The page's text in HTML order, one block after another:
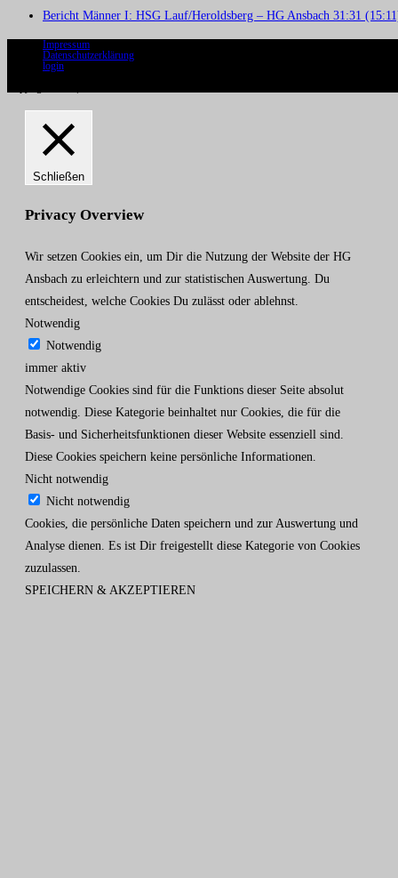
Bericht Männer I: HSG Lauf/Heroldsberg – HG Ansbach 31:31
Impressum
Datenschutzerklärung
login
Schließen
Privacy Overview
Wir setzen Cookies ein, um Dir die Nutzung der Website der HG
Ansbach zu erleichtern und zur statistischen Auswertung. Du
entscheidest, welche Cookies Du zulässt oder ablehnst.
Notwendig
Notwendig
immer aktiv
Notwendige Cookies sind für die Funktions dieser Seite absolut
notwendig. Diese Kategorie beinhaltet nur Cookies, die für die
Basis- und Sicherheitsfunktionen dieser Website essenziell sind.
Diese Cookies speichern keine persönliche Informationen.
Nicht notwendig
Nicht notwendig
Cookies, die persönliche Daten speichern und zur Auswertung und
Analyse dienen. Es ist Dir freigestellt diese Kategorie von Cookies
zuzulassen.
SPEICHERN & AKZEPTIEREN